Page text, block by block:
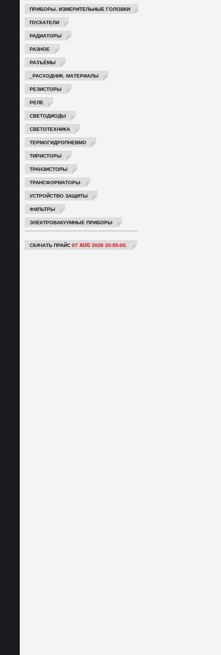
ПРИБОРЫ. ИЗМЕРИТЕЛЬНЫЕ ГОЛОВКИ
ПУСКАТЕЛИ
РАДИАТОРЫ
РАЗНОЕ
РАЗЪЁМЫ
_РАСХОДНИК. МАТЕРИАЛЫ
РЕЗИСТОРЫ
РЕЛЕ
СВЕТОДИОДЫ
СВЕТОТЕХНИКА
ТЕРМОГИДРОПНЕВМО
ТИРИСТОРЫ
ТРАНЗИСТОРЫ
ТРАНСФОРМАТОРЫ
УСТРОЙСТВО ЗАЩИТЫ
ФИЛЬТРЫ
ЭЛЕКТРОВАКУУМНЫЕ ПРИБОРЫ
СКАЧАТЬ ПРАЙС 07 AUG 2026 20:55:05.